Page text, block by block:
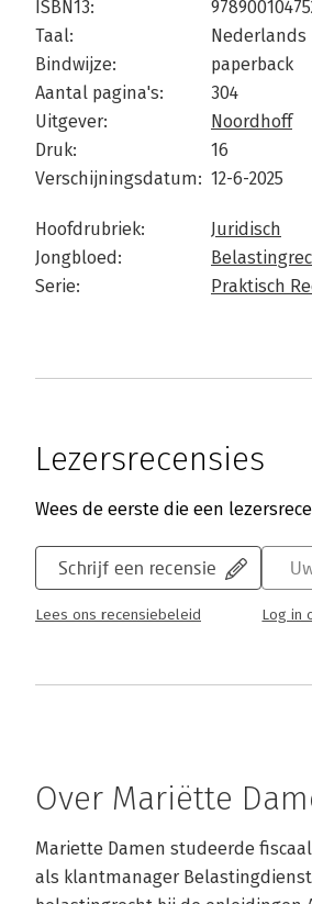
ISBN13:
Taal:
Nederlands
Bindwijze:
paperback
Aantal pagina's:
304
Uitgever:
Noordhoff
Druk:
16
Verschijningsdatum: 12-6-2025
Hoofdrubriek:
Juridisch
Jongbloed:
Serie:
Praktisch
Lezersrecensies
Wees de eerste die een
Schrijf een recensie
Lees ons recensiebeleid Log in
Over Mariëtte
Mariette Damen studeerde
als klantmanager